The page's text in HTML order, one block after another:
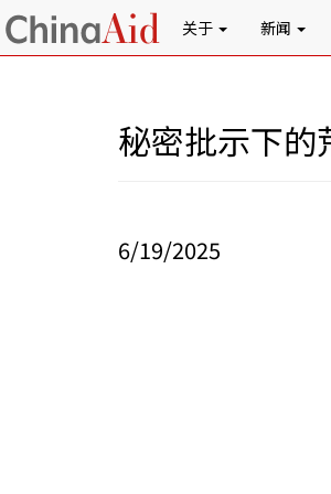
关于 新闻
秘密批示下的
6/19/2025